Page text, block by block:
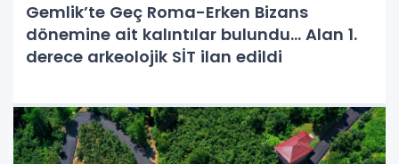
Gemlik’te Geç Roma-Erken Bizans
dönemine ait kalıntılar bulundu... Alan 1.
derece arkeolojik SİT ilan edildi